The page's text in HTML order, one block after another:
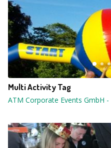
Multi Activity Tag
ATM Corporate Events GmbH -